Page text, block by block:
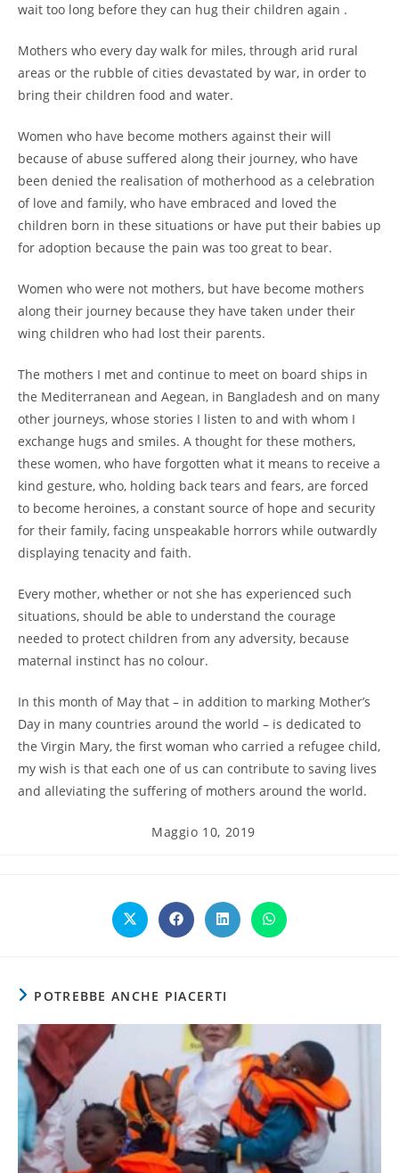
wait too long before they can hug their children again .
Mothers who every day walk for miles, through arid rural
areas or the rubble of cities devastated by war, in order to
bring their children food and water.
Women who have become mothers against their will
because of abuse suffered along their journey, who have
been denied the realisation of motherhood as a celebration
of love and family, who have embraced and loved the
children born in these situations or have put their babies up
for adoption because the pain was too great to bear.
Women who were not mothers, but have become mothers
along their journey because they have taken under their
wing children who had lost their parents.
The mothers I met and continue to meet on board ships in
the Mediterranean and Aegean, in Bangladesh and on many
other journeys, whose stories I listen to and with whom I
exchange hugs and smiles. A thought for these mothers,
these women, who have forgotten what it means to receive a
kind gesture, who, holding back tears and fears, are forced
to become heroines, a constant source of hope and security
for their family, facing unspeakable horrors while outwardly
displaying tenacity and faith.
Every mother, whether or not she has experienced such
situations, should be able to understand the courage
needed to protect children from any adversity, because
maternal instinct has no colour.
In this month of May that – in addition to marking Mother’s
Day in many countries around the world – is dedicated to
the Virgin Mary, the first woman who carried a refugee child,
my wish is that each one of us can contribute to saving lives
and alleviating the suffering of mothers around the world.
Articolo
pubblicato:
Maggio 10, 2019
Opens
in
Opens
in
Opens
in
Opens
in
POTREBBE ANCHE PIACERTI